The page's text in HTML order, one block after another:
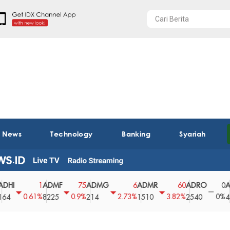
Technology Banking Syariah
1
8225
75
0.9%
ADMG
214
6
2.73% 1510
60
3.82%
ADRO
2540
0
0%
AEGS
43